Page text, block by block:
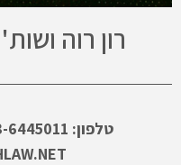
רון רוה